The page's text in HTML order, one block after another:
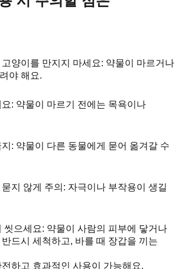
양이를 만지지 마세요: 약물이 마르거나
야 해요.
: 약물이 마르기 전에는 목욕이나
: 약물이 다른 동물에게 묻어 옮겨갈 수
지 않게 주의 : 자극이나 부작용이 생길
씻으세요: 약물이 사람의 피부에 닿거나
드시 세척하고, 바를 때 장갑을 끼는
하고 효과적인 사용이 가능해요.